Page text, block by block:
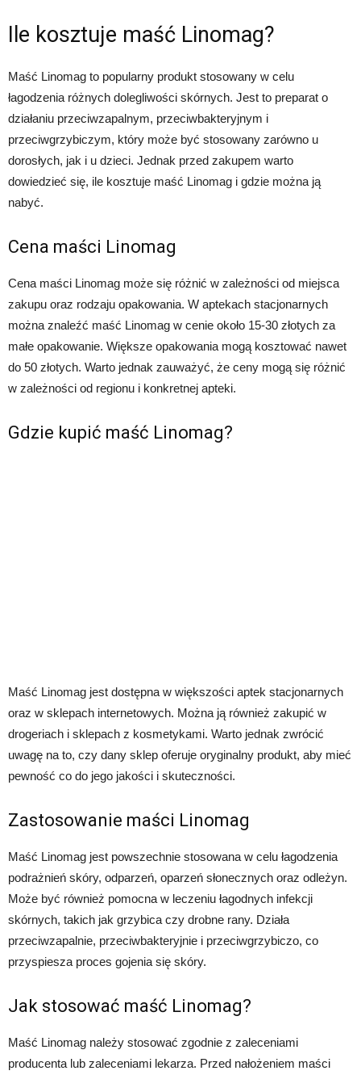
Ile kosztuje maść Linomag?
Maść Linomag to popularny produkt stosowany w celu
łagodzenia różnych dolegliwości skórnych. Jest to preparat o
działaniu przeciwzapalnym, przeciwbakteryjnym i
przeciwgrzybiczym, który może być stosowany zarówno u
dorosłych, jak i u dzieci. Jednak przed zakupem warto
dowiedzieć się, ile kosztuje maść Linomag i gdzie można ją
nabyć.
Cena maści Linomag
Cena maści Linomag może się różnić w zależności od miejsca
zakupu oraz rodzaju opakowania. W aptekach stacjonarnych
można znaleźć maść Linomag w cenie około 15-30 złotych za
małe opakowanie. Większe opakowania mogą kosztować nawet
do 50 złotych. Warto jednak zauważyć, że ceny mogą się różnić
w zależności od regionu i konkretnej apteki.
Gdzie kupić maść Linomag?
Maść Linomag jest dostępna w większości aptek stacjonarnych
oraz w sklepach internetowych. Można ją również zakupić w
drogeriach i sklepach z kosmetykami. Warto jednak zwrócić
uwagę na to, czy dany sklep oferuje oryginalny produkt, aby mieć
pewność co do jego jakości i skuteczności.
Zastosowanie maści Linomag
Maść Linomag jest powszechnie stosowana w celu łagodzenia
podrażnień skóry, odparzeń, oparzeń słonecznych oraz odleżyn.
Może być również pomocna w leczeniu łagodnych infekcji
skórnych, takich jak grzybica czy drobne rany. Działa
przeciwzapalnie, przeciwbakteryjnie i przeciwgrzybiczo, co
przyspiesza proces gojenia się skóry.
Jak stosować maść Linomag?
Maść Linomag należy stosować zgodnie z zaleceniami
producenta lub zaleceniami lekarza. Przed nałożeniem maści